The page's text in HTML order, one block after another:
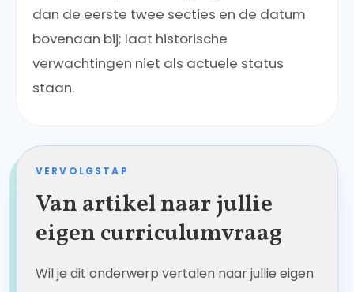
dan de eerste twee secties en de datum
bovenaan bij; laat historische
verwachtingen niet als actuele status
staan.
VERVOLGSTAP
Van artikel naar jullie
eigen curriculumvraag
Wil je dit onderwerp vertalen naar jullie eigen